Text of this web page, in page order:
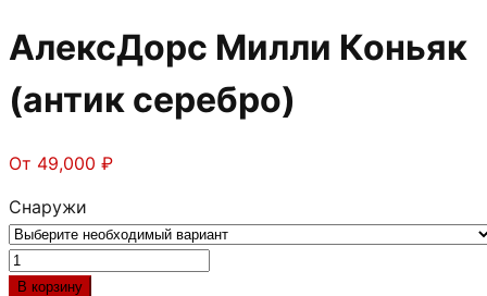
АлексДорс Милли Коньяк
(антик серебро)
От 49,000 ₽
Снаружи
Количество
товара
В корзину